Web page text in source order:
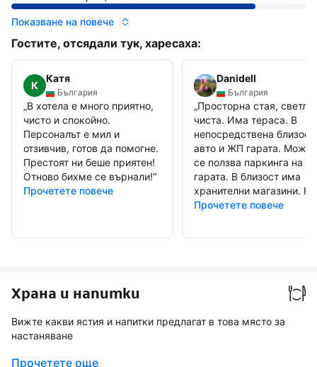
Показване на повече
Гостите, отсядали тук, харесаха:
К
Катя
България
„В хотела е много приятно,
чисто и спокойно.
Персоналът е мил и
отзивчив, готов да помогне.
Престоят ни беше приятен!
Отново бихме се върнали!“
Прочетете повече
Danidell
България
„Просторна стая, светла,
чиста. Има тераса. В
непосредствена
авто и ЖП гарата. Може
се ползва паркинга на
гарата. В близост има
хранителни магазини.
Прочетете повече
Храна и напитки
Вижте какви ястия и напитки предлагат в това място за
настаняване
Прочетете още